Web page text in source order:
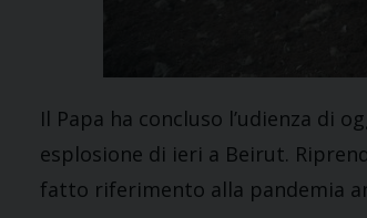
Il Papa ha concluso l’udienza di
esplosione di ieri a Beirut.
fatto riferimento alla pandemia